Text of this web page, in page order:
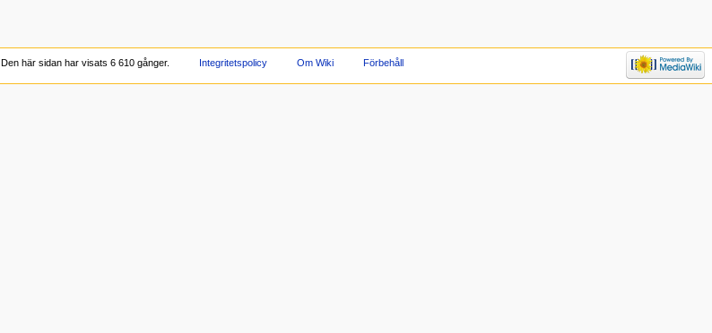
Den här sidan har visats 6 610 gånger. Integritetspolicy Om Wiki Förbehåll